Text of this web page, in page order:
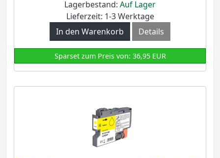
Lagerbestand: Auf Lager
Lieferzeit: 1-3 Werktage
In den Warenkorb
Details
Sparset zum Preis von: 36,95 EUR